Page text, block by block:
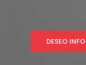
DESEO